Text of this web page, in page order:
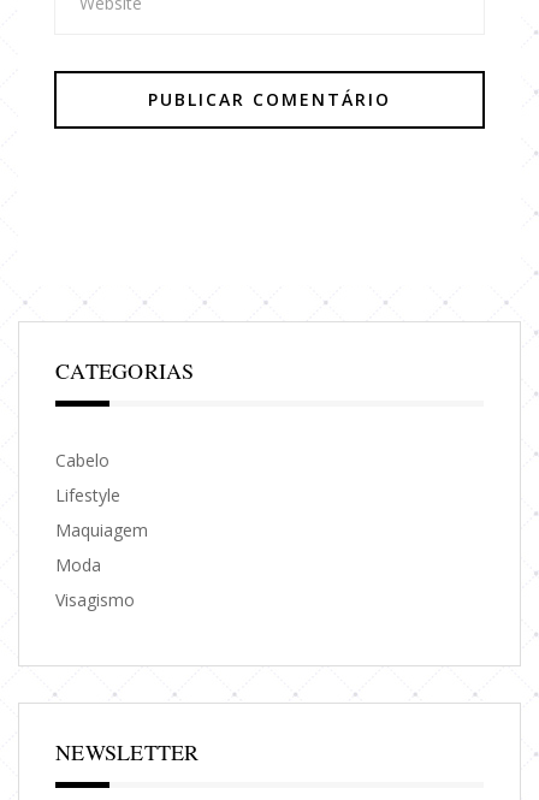
CATEGORIAS
Cabelo
Lifestyle
Maquiagem
Moda
Visagismo
NEWSLETTER